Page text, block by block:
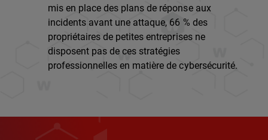
mis en place des plans de réponse aux
incidents avant une attaque, 66 % des
propriétaires de petites entreprises ne
disposent pas de ces stratégies
professionnelles en matière de cybersécurité.